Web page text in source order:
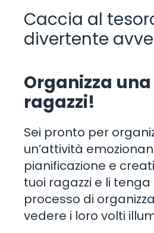
Caccia al
divertente
Organizza
ragazzi!
Sei pronto per
un’attività
pianificazione e
tuoi ragazzi e li
processo di
vedere i loro volti